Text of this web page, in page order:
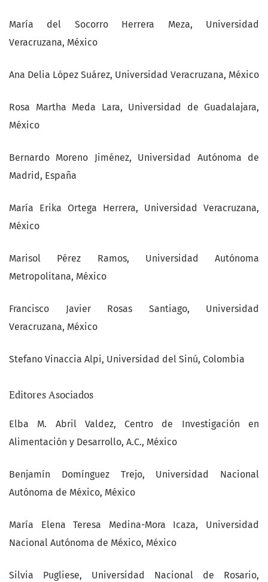
María del Socorro Herrera Meza, Universidad
Veracruzana, México
Ana Delia López Suárez, Universidad Veracruzana, México
Rosa Martha Meda Lara, Universidad de Guadalajara,
México
Bernardo Moreno Jiménez, Universidad Autónoma de
Madrid, España
María Erika Ortega Herrera, Universidad Veracruzana,
México
Marisol Pérez Ramos, Universidad Autónoma
Metropolitana, México
Francisco Javier Rosas Santiago, Universidad
Veracruzana, México
Stefano Vinaccia Alpi, Universidad del Sinú, Colombia
Editores Asociados
Elba M. Abril Valdez, Centro de Investigación en
Alimentación y Desarrollo, A.C., México
Benjamín Domínguez Trejo, Universidad Nacional
Autónoma de México, México
María Elena Teresa Medina-Mora Icaza, Universidad
Nacional Autónoma de México, México
Silvia Pugliese, Universidad Nacional de Rosario,